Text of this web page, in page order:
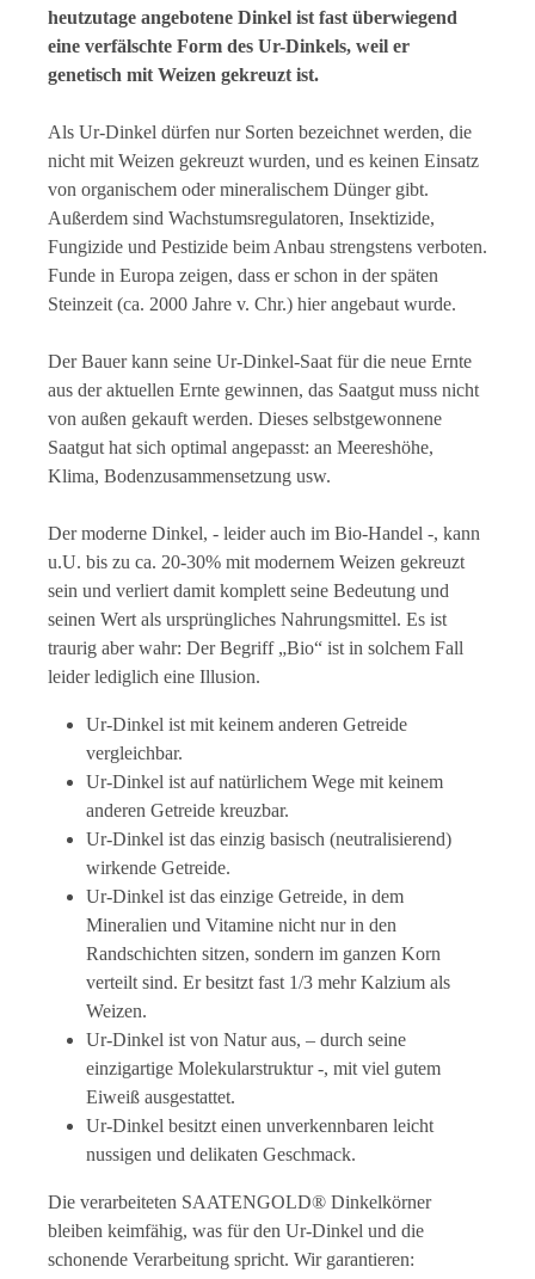
heutzutage angebotene Dinkel ist fast überwiegend
eine verfälschte Form des Ur-Dinkels, weil er
genetisch mit Weizen gekreuzt ist.
Als Ur-Dinkel dürfen nur Sorten bezeichnet werden, die
nicht mit Weizen gekreuzt wurden, und es keinen Einsatz
von organischem oder mineralischem Dünger gibt.
Außerdem sind Wachstumsregulatoren, Insektizide,
Fungizide und Pestizide beim Anbau strengstens verboten.
Funde in Europa zeigen, dass er schon in der späten
Steinzeit (ca. 2000 Jahre v. Chr.) hier angebaut wurde.
Der Bauer kann seine Ur-Dinkel-Saat für die neue Ernte
aus der aktuellen Ernte gewinnen, das Saatgut muss nicht
von außen gekauft werden. Dieses selbstgewonnene
Saatgut hat sich optimal angepasst: an Meereshöhe,
Klima, Bodenzusammensetzung usw.
Der moderne Dinkel, - leider auch im Bio-Handel -, kann
u.U. bis zu ca. 20-30% mit modernem Weizen gekreuzt
sein und verliert damit komplett seine Bedeutung und
seinen Wert als ursprüngliches Nahrungsmittel. Es ist
traurig aber wahr: Der Begriff „Bio“ ist in solchem Fall
leider lediglich eine Illusion.
Ur-Dinkel ist mit keinem anderen Getreide
vergleichbar.
Ur-Dinkel ist auf natürlichem Wege mit keinem
anderen Getreide kreuzbar.
Ur-Dinkel ist das einzig basisch (neutralisierend)
wirkende Getreide.
Ur-Dinkel ist das einzige Getreide, in dem
Mineralien und Vitamine nicht nur in den
Randschichten sitzen, sondern im ganzen Korn
verteilt sind. Er besitzt fast 1/3 mehr Kalzium als
Weizen.
Ur-Dinkel ist von Natur aus, – durch seine
einzigartige Molekularstruktur -, mit viel gutem
Eiweiß ausgestattet.
Ur-Dinkel besitzt einen unverkennbaren leicht
nussigen und delikaten Geschmack.
Die verarbeiteten SAATENGOLD® Dinkelkörner
bleiben keimfähig, was für den Ur-Dinkel und die
schonende Verarbeitung spricht. Wir garantieren: